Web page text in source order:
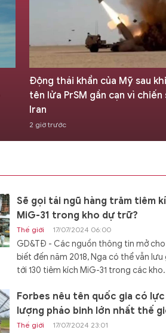
Động thái khẩn của Mỹ sau khi
tên lửa PrSM gần cạn vì chiến
Iran
2 giờ trước
Sẽ gọi tái ngũ hàng trăm tiêm
MiG-31 trong kho dự trữ?
Thế giới 17/07/2024 06:00
GD&TĐ - Các nguồn thông tin mở cho
biết đến năm 2018, Nga có thể vẫn lưu
tới 130 tiêm kích MiG-31 trong các
Forbes nêu tên quốc gia có lực
lượng pháo binh lớn nhất thế
Thế giới 17/07/2024 23:01